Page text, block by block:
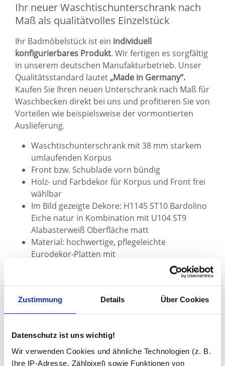
Zustimmung Details Über Cookies
Datenschutz ist uns wichtig!
Wir verwenden Cookies und ähnliche Technologien (z. B.
Ihre IP-Adresse, Zählpixel) sowie Funktionen von
Ihr neuer Waschtischunterschrank nach
Maß als qualitätvolles Einzelstück
Ihr Badmöbelstück ist ein individuell
konfigurierbares Produkt. Wir fertigen es sorgfältig
in unserem deutschen Manufakturbetrieb. Unser
Qualitätsstandard lautet„Made in Germany“.
Kaufen Sie Ihren neuen Unterschrank nach Maß für
Waschbecken direkt bei uns und profitieren Sie von
Vorteilen wie beispielsweise der vormontierten
Auslieferung.
Waschtischunterschrank mit 38 mm starkem
umlaufenden Korpus
Front bzw. Schublade vorn bündig
Holz- und Farbdekor für Korpus und Front frei
wählbar
Im Bild gezeigte Dekore: H1145 ST10 Bardolino
Eiche natur in Kombination mit U104 ST9
Alabasterweiß Oberfläche matt
Material: hochwertige, pflegeleichte
Eurodekor-Platten mit
Der Schrank ist für ein oder zwei Waschbecken
Rückwand teilweise offen für Siphon-Anschluss
Je nach gewählter Schrank- und Schubladen-
Schublade vorsehen (optional)
Raumsparsiphon empfohlen (nicht im
Lieferumfang enthalten)